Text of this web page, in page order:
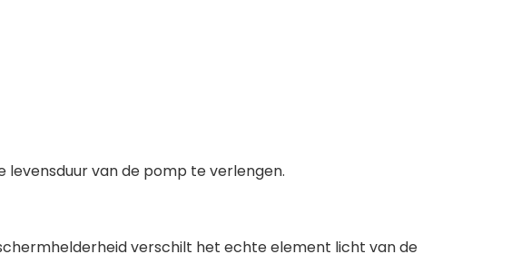
van de pomp te verlengen.
verschilt het echte element licht van de